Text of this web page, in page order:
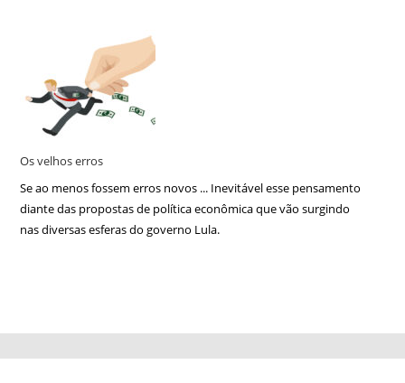
Os velhos erros
Se ao menos fossem erros novos ... Inevitável esse pensamento
diante das propostas de política econômica que vão surgindo
nas diversas esferas do governo Lula.